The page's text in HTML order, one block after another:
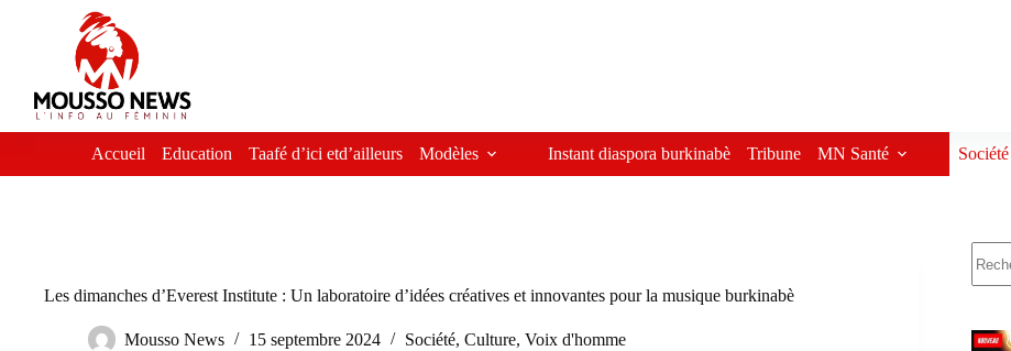
Accueil Education Taafé d’ici etd’ailleurs Modèles Instant diaspora burkinabè Tribune MN Santé Société
Les dimanches d’Everest Institute : Un laboratoire d’idées créatives et innovantes pour la musique burkinabè
Mousso News 15 septembre 2024 Société, Culture, Voix d'homme